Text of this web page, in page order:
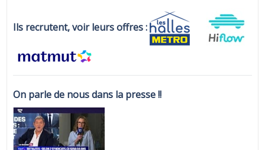
Ils recrutent, voir leurs offres :
On parle de nous dans la presse !!